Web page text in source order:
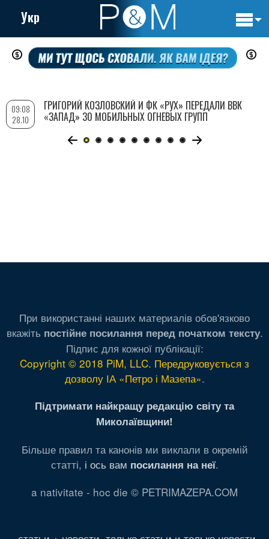
Перейти
содержанию
Укр
09:08
28.10
ГРИГОРИЙ КОЗЛОВСКИЙ И ФК «РУХ» ПЕРЕДАЛИ ВВК
«ЗАПАД» 30 МОБИЛЬНЫХ ОГНЕВЫХ ГРУПП
При використанні наших материалів обов'язково
вкажіть постійне посилання перед початком тексту.
Підпис для кожної публікації:
Copyright © 2018 PiM, LLC. Передруковується з
дозволу ІА «Петро і Мазепа».
Підтримати найкращу редакцію світу та
Миколаївщини!
Більше правил та канонів ми виклали в окремій
статті, і ось вам посилання на неї.
a nativitate - hoc die © PETRIMAZEPA.COM